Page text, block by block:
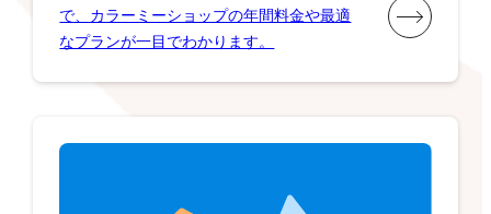
で、カラーミーショップの年間料金や最適
なプランが一目でわかります。